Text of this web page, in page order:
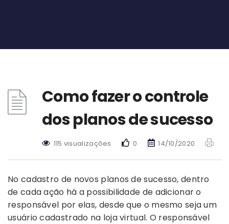
Como fazer o controle
dos planos de sucesso
115 visualizações 0 14/10/2020
No cadastro de novos planos de sucesso, dentro
de cada ação há a possibilidade de adicionar o
responsável por elas, desde que o mesmo seja um
usuário cadastrado na loja virtual. O responsável